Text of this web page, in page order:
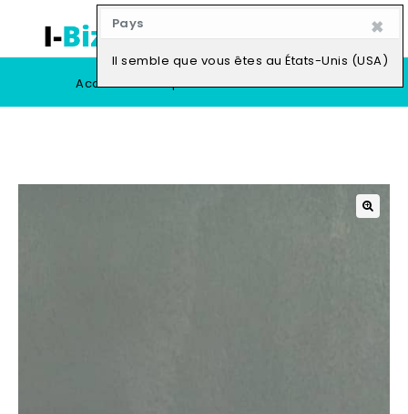
Pays ×
Il semble que vous êtes au États-Unis (USA)
0
Accueil Boutique Vendre